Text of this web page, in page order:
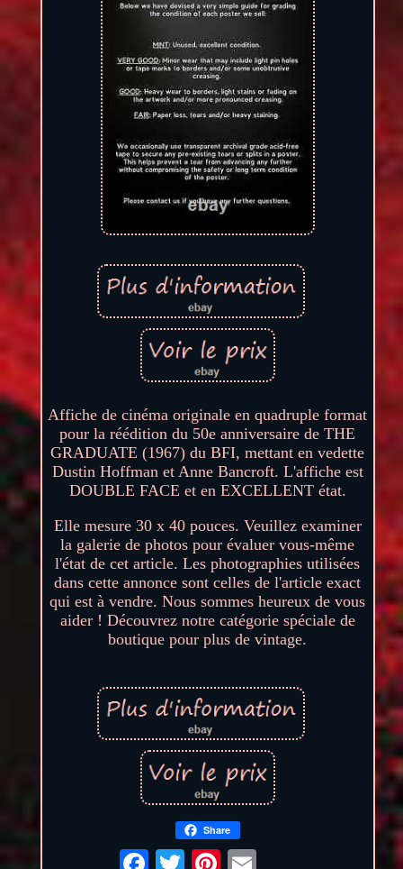
Affiche de cinéma originale en quadruple format
pour la réédition du 50e anniversaire de THE
GRADUATE (1967) du BFI, mettant en vedette
Dustin Hoffman et Anne Bancroft. L'affiche est
DOUBLE FACE et en EXCELLENT état.
Elle mesure 30 x 40 pouces. Veuillez examiner
la galerie de photos pour évaluer vous-même
l'état de cet article. Les photographies utilisées
dans cette annonce sont celles de l'article exact
qui est à vendre. Nous sommes heureux de vous
aider ! Découvrez notre catégorie spéciale de
boutique pour plus de vintage.
Share